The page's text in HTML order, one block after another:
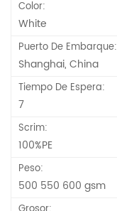
Color:
White
Puerto De Embarque:
Shanghai, China
Tiempo De Espera:
7
Scrim:
100%PE
Peso:
500 550 600 gsm